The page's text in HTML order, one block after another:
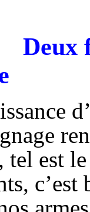
Deux
tel est
c’est